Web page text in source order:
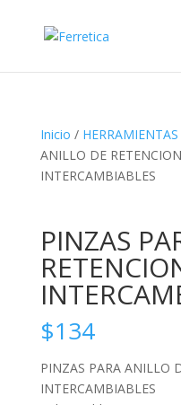
Inicio / HERRAMIENTAS
ANILLO DE
INTERCAMBIABLES
PINZAS
$134
PINZAS PARA ANILLO
INTERCAMBIABLES